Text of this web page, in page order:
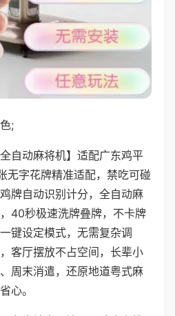
;
全自动麻将机】适配广东鸡平
无字花牌精准适配，禁吃可碰
牌自动识别计分，全自动麻
40秒极速洗牌叠牌，不卡牌
键设定模式，无需复杂调
客厅摆放不占空间，长辈小
周末消遣，还原地道粤式麻
心。